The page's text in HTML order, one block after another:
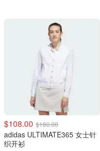
$108.00 $180.00
adidas ULTIMATE365 女士针
织开衫